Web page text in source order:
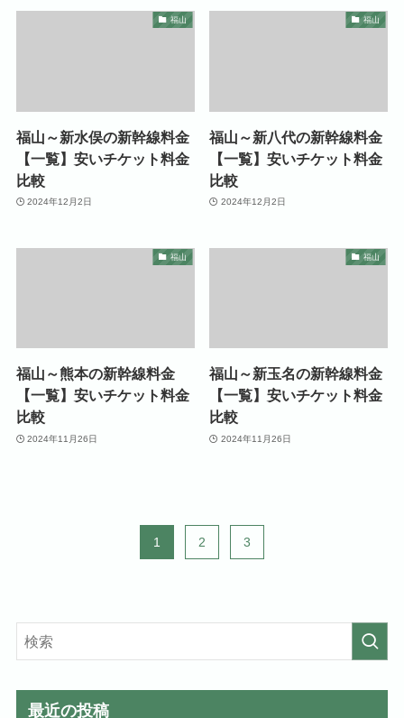
福山
福山～新水俣の新幹線料金
【一覧】安いチケット料金
比較
2024年12月2日
福山
福山～新八代の新幹線料金
【一覧】安いチケット料金
比較
2024年12月2日
福山
福山～熊本の新幹線料金
【一覧】安いチケット料金
比較
2024年11月26日
福山
福山～新玉名の新幹線料金
【一覧】安いチケット料金
比較
2024年11月26日
1 2 3
最近の投稿